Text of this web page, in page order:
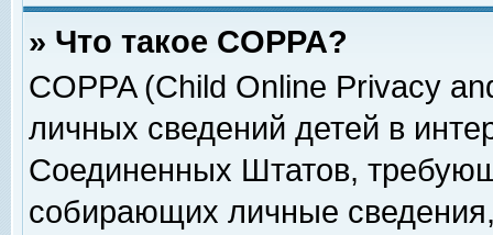
» Что такое COPPA?
COPPA (Child Online Privacy
личных сведений детей в
Соединенных Штатов,
собирающих личные